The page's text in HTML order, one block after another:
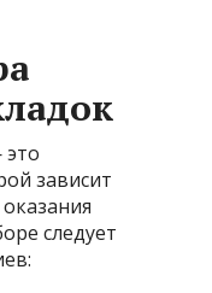
зависит
следует